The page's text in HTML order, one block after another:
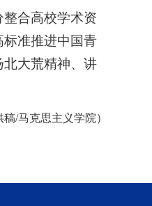
合高校学术资
准推进中国青
大荒精神、讲
稿/马克思主义学院）